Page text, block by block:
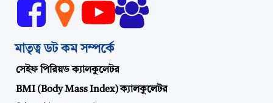
মাতৃত্ব ডট কম সম্পর্কে
সেইফ পিরিয়ড ক্যালকুলেটর
BMI (Body Mass Index) ক্যালকুলেটর